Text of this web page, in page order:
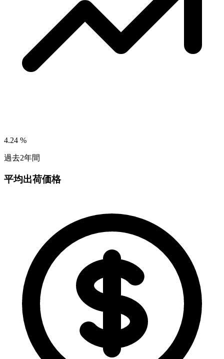
4.24 %
過去2年間
平均出荷価格